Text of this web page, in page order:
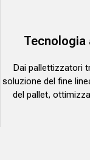
Tecnologia
Dai pallettizzatori
soluzione del fine
del pallet,